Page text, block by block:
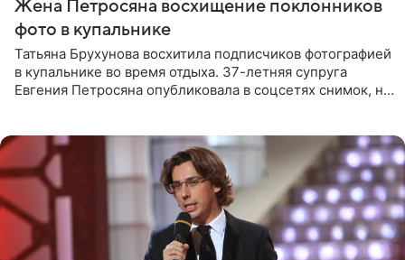
Жена Петросяна восхищение поклонников
фото в купальнике
Татьяна Брухунова восхитила подписчиков фотографией
в купальнике во время отдыха. 37-летняя супруга
Евгения Петросяна опубликовала в соцсетях снимок, на